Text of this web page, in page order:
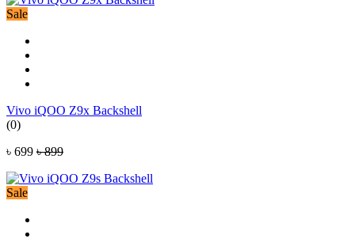
Sale
Vivo iQOO Z9x Backshell
(0)
৳ 699 ৳ 899
Sale